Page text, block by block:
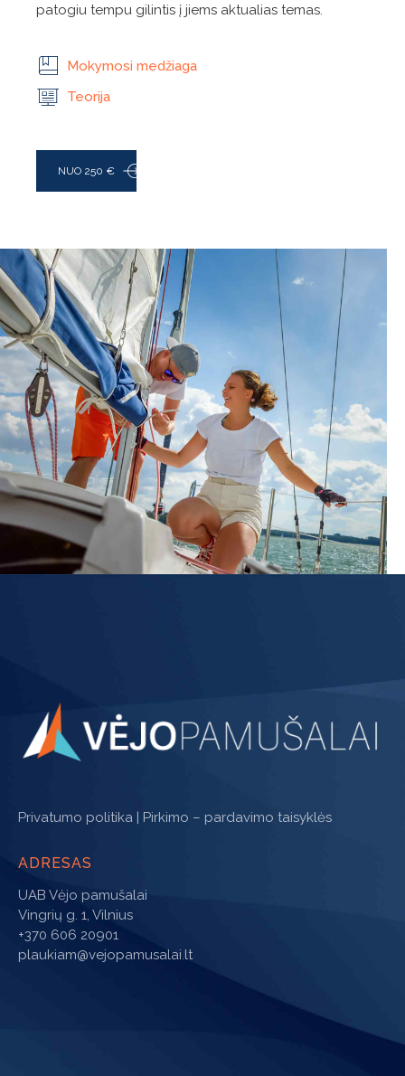
patogiu tempu gilintis į jiems aktualias temas.
Mokymosi medžiaga
Teorija
NUO 250 €
Privatumo politika Pirkimo – pardavimo taisyklės
ADRESAS
UAB Vėjo pamušalai
Vingrių g. 1, Vilnius
+370 606 20901
plaukiam@vejopamusalai.lt